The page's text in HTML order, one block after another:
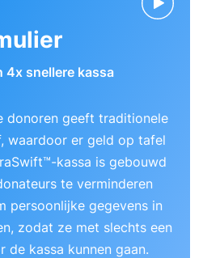
4x snellere kassa
donoren geeft traditionele
waardoor er geld op tafel
kassa is gebouwd
te verminderen
persoonlijke gegevens in
zodat ze met slechts een
de kassa kunnen gaan.